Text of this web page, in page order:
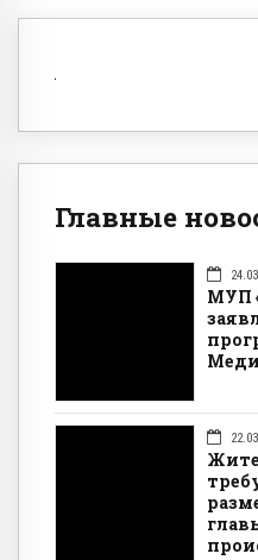
Главные
МУП